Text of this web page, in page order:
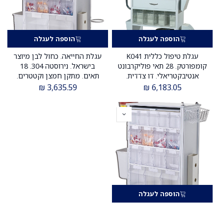
הוספה לעגלה
עגלת טיפול כללית K041
קומפורטק. 28 תאי פוליקרבונט
אנטיבקטריאלי. דו צדדית.
92/48/108 ס"מ. תא גליון חולה.
6,183.05
₪
הוספה לעגלה
עגלת החייאה. כחול לבן מיוצר
בישראל. נירוסטה 304. 18
תאים. מתקן חמצן וקטטרים.
גלגלים נעילים. ס.מדיק יבוא
3,635.59
₪
הוספה לעגלה